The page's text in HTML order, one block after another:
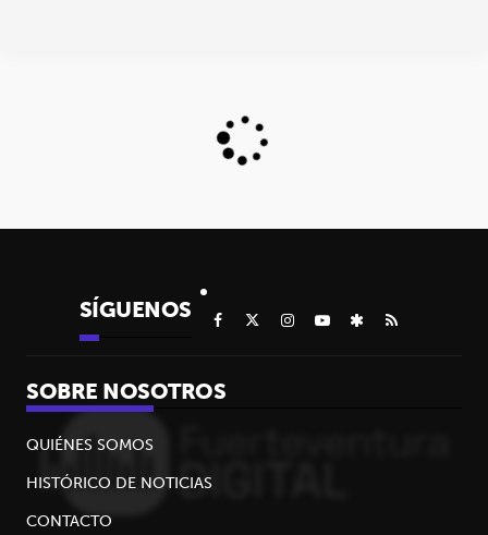
SÍGUENOS
SOBRE NOSOTROS
QUIÉNES SOMOS
HISTÓRICO DE NOTICIAS
CONTACTO